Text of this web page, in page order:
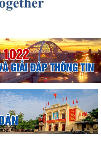
2026 HỘI ĐỒNG NHÂN DÂN
KỲ 2026...
chế thu hồi đất để thực hiện
hiện Dự án đầu tư xây dựng